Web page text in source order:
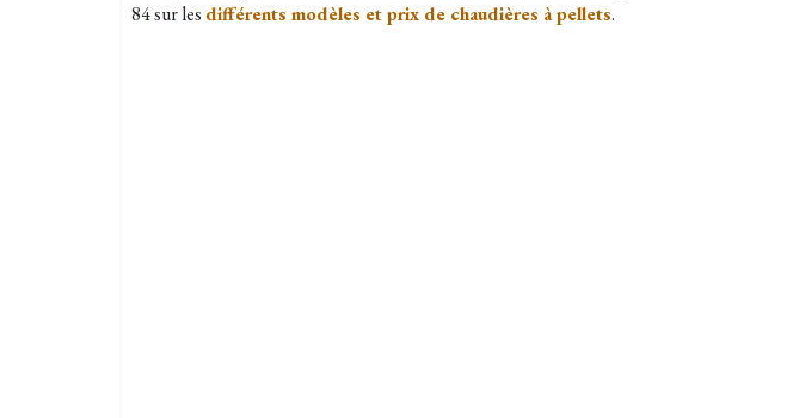
84 sur les différents modèles et prix de chaudières à pellets.